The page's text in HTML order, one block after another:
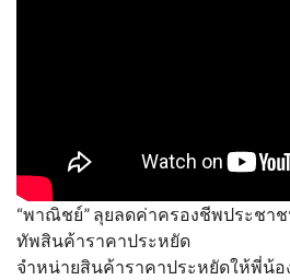
“พาณิชย์” ลุยลดค่าครองชีพประชา
ทัพสินค้าราคาประหยัด
จำหน่ายสินค้าราคาประหยัดให้พี่น้